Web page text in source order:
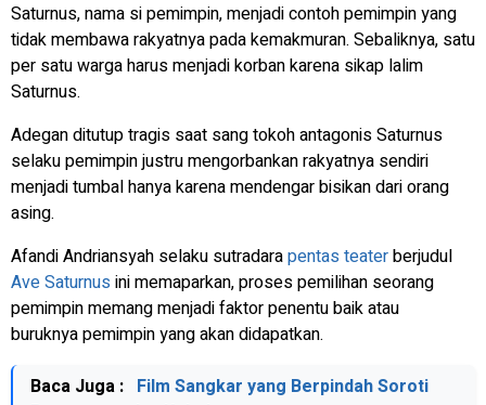
Saturnus, nama si pemimpin, menjadi contoh pemimpin yang
tidak membawa rakyatnya pada kemakmuran. Sebaliknya, satu
per satu warga harus menjadi korban karena sikap lalim
Saturnus.
Adegan ditutup tragis saat sang tokoh antagonis Saturnus
selaku pemimpin justru mengorbankan rakyatnya sendiri
menjadi tumbal hanya karena mendengar bisikan dari orang
asing.
Afandi Andriansyah selaku sutradarapentas teaterberjudul
Ave Saturnus ini memaparkan, proses pemilihan seorang
pemimpin memang menjadi faktor penentu baik atau
buruknya pemimpin yang akan didapatkan.
Baca Juga : Film Sangkar yang Berpindah Soroti